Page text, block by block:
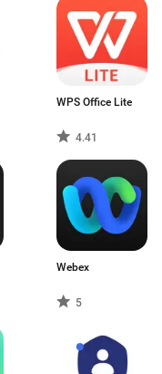
WPS Office Lite
4.41
Webex
5